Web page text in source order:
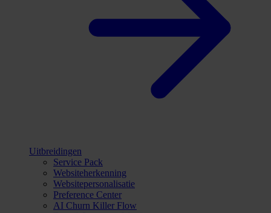
Uitbreidingen
Service Pack
Websiteherkenning
Websitepersonalisatie
Preference Center
AI Churn Killer Flow